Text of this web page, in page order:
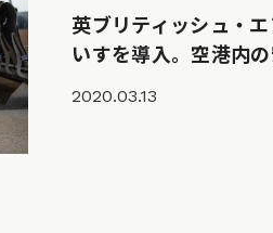
英ブリティッシュ・
いすを導入。空港内
2020.03.13